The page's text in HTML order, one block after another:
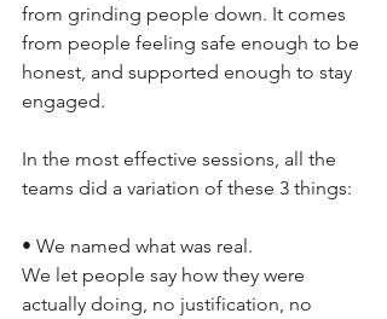
from grinding people down. It comes
from people feeling safe enough to be
honest, and supported enough to stay
engaged.
In the most effective sessions, all the
teams did a variation of these 3 things:
• We named what was real.
We let people say how they were
actually doing, no justification, no